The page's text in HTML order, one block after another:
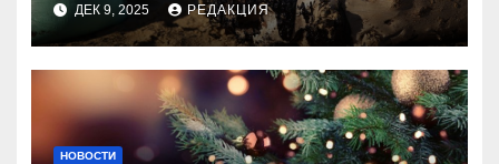
ДЕК 9, 2025 РЕДАКЦИЯ
НОВОСТИ